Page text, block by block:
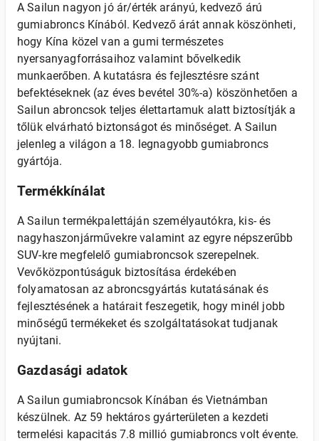
A Sailun nagyon jó ár/érték arányú, kedvező árú
gumiabroncs Kínából. Kedvező árát annak köszönheti,
hogy Kína közel van a gumi természetes
nyersanyagforrásaihoz valamint bővelkedik
munkaerőben. A kutatásra és fejlesztésre szánt
befektéseknek (az éves bevétel 30%-a) köszönhetően a
Sailun abroncsok teljes élettartamuk alatt biztosítják a
tőlük elvárható biztonságot és minőséget. A Sailun
jelenleg a világon a 18. legnagyobb gumiabroncs
gyártója.
Termékkínálat
A Sailun termékpalettáján személyautókra, kis- és
nagyhaszonjárművekre valamint az egyre népszerűbb
SUV-kre megfelelő gumiabroncsok szerepelnek.
Vevőközpontúságuk biztosítása érdekében
folyamatosan az abroncsgyártás kutatásának és
fejlesztésének a határait feszegetik, hogy minél jobb
minőségű termékeket és szolgáltatásokat tudjanak
nyújtani.
Gazdasági adatok
A Sailun gumiabroncsok Kínában és Vietnámban
készülnek. Az 59 hektáros gyárterületen a kezdeti
termelési kapacitás 7.8 millió gumiabroncs volt évente.